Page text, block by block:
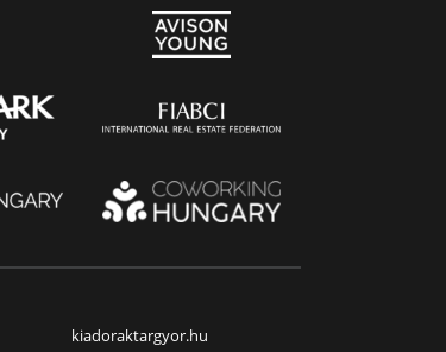
kiadoraktargyor.hu